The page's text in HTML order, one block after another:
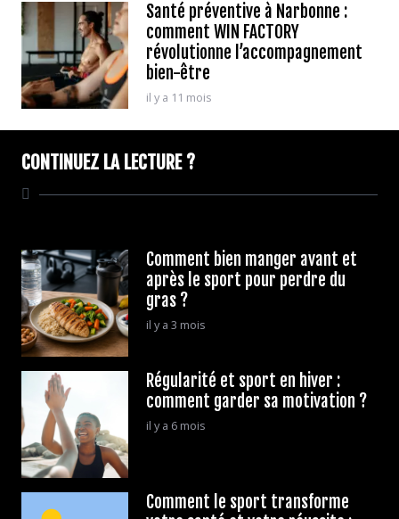
Santé préventive à Narbonne :
comment WIN FACTORY
révolutionne l’accompagnement
bien-être
il y a 11 mois
CONTINUEZ LA LECTURE ?
Comment bien manger avant et
après le sport pour perdre du
gras ?
il y a 3 mois
Régularité et sport en hiver :
comment garder sa motivation ?
il y a 6 mois
Comment le sport transforme